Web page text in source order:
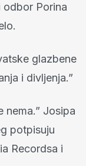
odbor Porina
glazbene
i divljenja.”
nema.” Josipa
potpisuju
Recordsa i